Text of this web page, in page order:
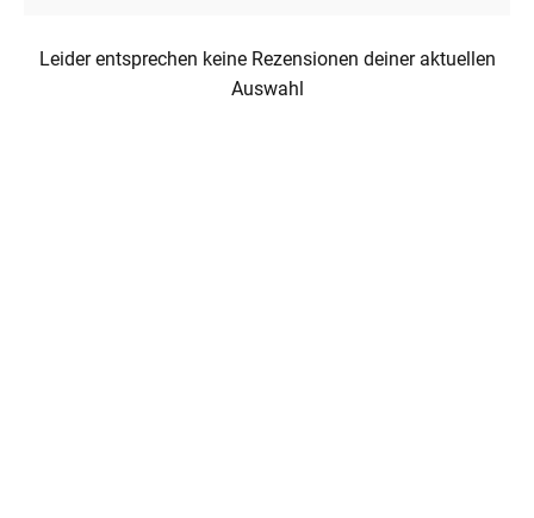
Leider entsprechen keine Rezensionen deiner aktuellen
Auswahl